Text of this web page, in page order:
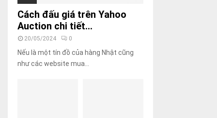
Cách đấu giá trên Yahoo
Auction chi tiết...
20/05/2024 0
Nếu là một tín đồ của hàng Nhật cũng
như các website mua...